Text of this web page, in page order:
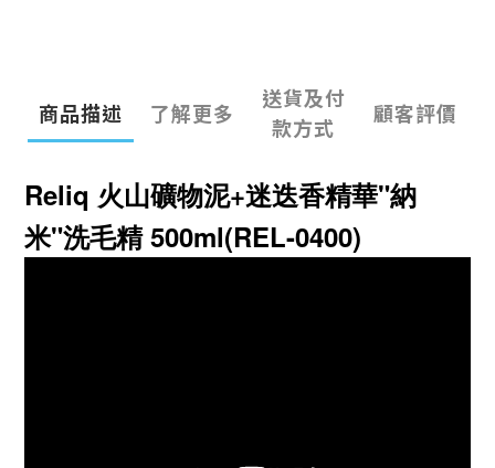
商品描述 了解更多
送貨及付
款方式
顧客評價
Reliq 火山礦物泥+迷迭香精華"納
米"洗毛精 500ml(REL-0400)